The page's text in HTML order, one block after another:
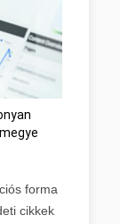
forma
cikkek